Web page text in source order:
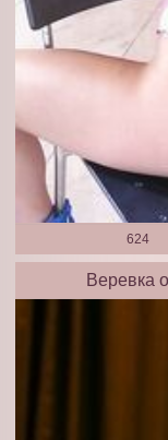
624
Веревка